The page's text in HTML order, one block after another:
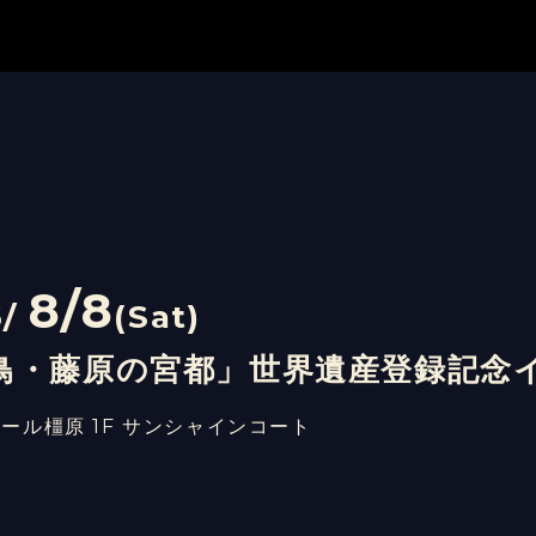
8/8(Sat)
・藤原の宮都」世界遺産登録記念
ル橿原 1F サンシャインコート